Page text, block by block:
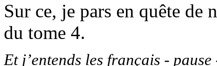
Sur ce, je pars en quête de
du tome 4.
Et j’entends les français -